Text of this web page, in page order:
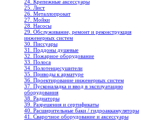
24. Крепежные аксессуары
25. Лист
26. Металлопрокат
27. Мойки
28. Насосы
29. Обслуживание, ремонт и реконструкция
инженерных систем
30. Писсуары
31. Поддоны душевые
32. Пожарное оборудование
33. Полоса
34. Полотенцесушители
35. Приводы к арматуре
36. Проектирование инженерных систем
37. Пусконаладка и ввод в эксплуатацию
оборудования
38. Радиаторы
39. Разрешения и сертификаты
40. Расширительные баки / гидроаккамуляторы
41. Сварочное оборудование и аксессуары